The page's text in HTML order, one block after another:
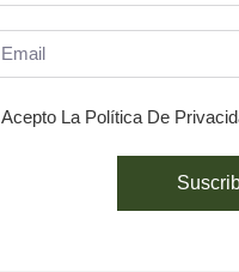
Acepto La Política De